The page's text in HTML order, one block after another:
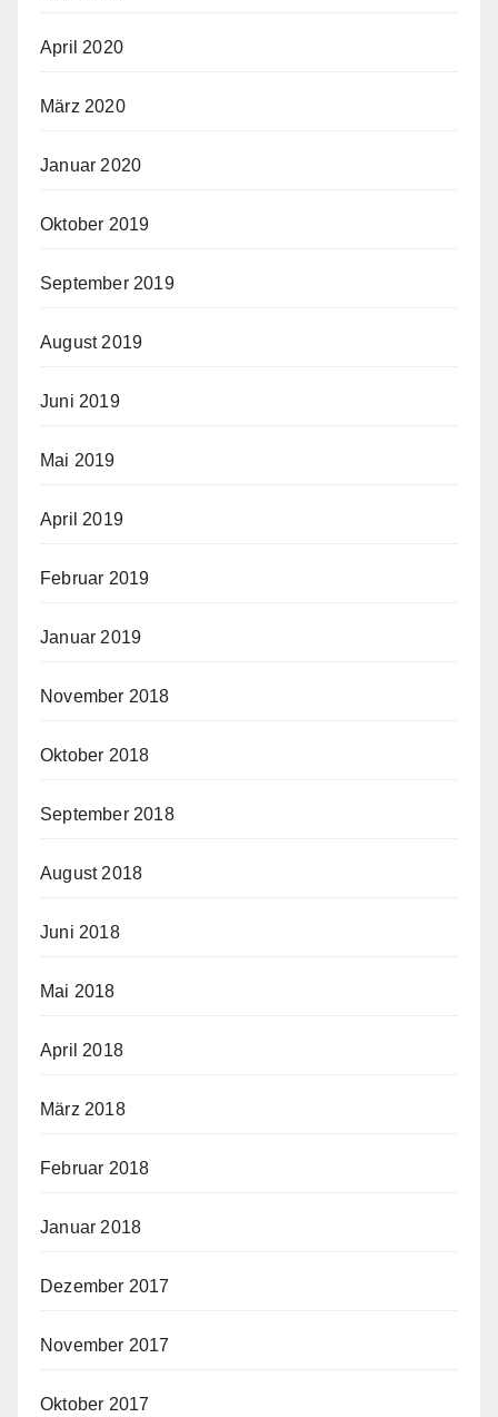
April 2020
März 2020
Januar 2020
Oktober 2019
September 2019
August 2019
Juni 2019
Mai 2019
April 2019
Februar 2019
Januar 2019
November 2018
Oktober 2018
September 2018
August 2018
Juni 2018
Mai 2018
April 2018
März 2018
Februar 2018
Januar 2018
Dezember 2017
November 2017
Oktober 2017